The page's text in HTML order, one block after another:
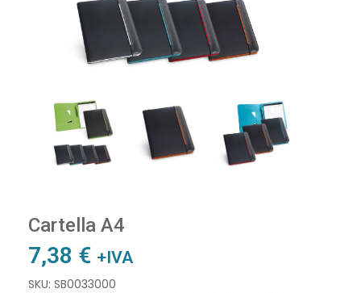
Cartella A4
7,38 € +IVA
SKU: SB0033000